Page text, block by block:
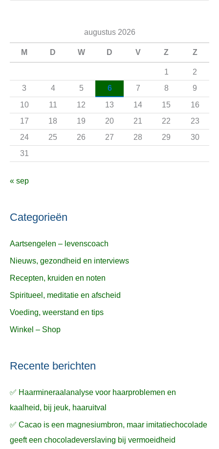
a
r
:
augustus 2026
M D W D V Z Z
1
2
3
4 5 6 7 8
9
10
11 12 13 14 15
16
17
18 19 20 21 22
23
24
25 26 27 28 29
30
31
« sep
Categorieën
Aartsengelen – levenscoach
Nieuws, gezondheid en interviews
Recepten, kruiden en noten
Spiritueel, meditatie en afscheid
Voeding, weerstand en tips
Winkel – Shop
Recente berichten
✅ Haarmineraalanalyse voor haarproblemen en
kaalheid, bij jeuk, haaruitval
✅ Cacao is een magnesiumbron, maar imitatiechocolade
geeft een chocoladeverslaving bij vermoeidheid